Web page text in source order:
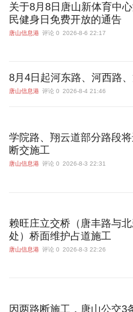
关于8月8日唐山新体育中
民健身日免费开放的通告
唐山信息港 评论 0 2026-8-6 22:17
8月4日起河东路、河西路
唐山信息港 评论 0 2026-8-4 21:46
学院路、翔云道部分路段
断交施工
唐山信息港 评论 0 2026-8-3 22:31
赖旺庄立交桥（唐丰路与
处）桥面维护占道施工
唐山信息港 评论 0 2026-8-3 22:26
因两路断施工，唐山公交3